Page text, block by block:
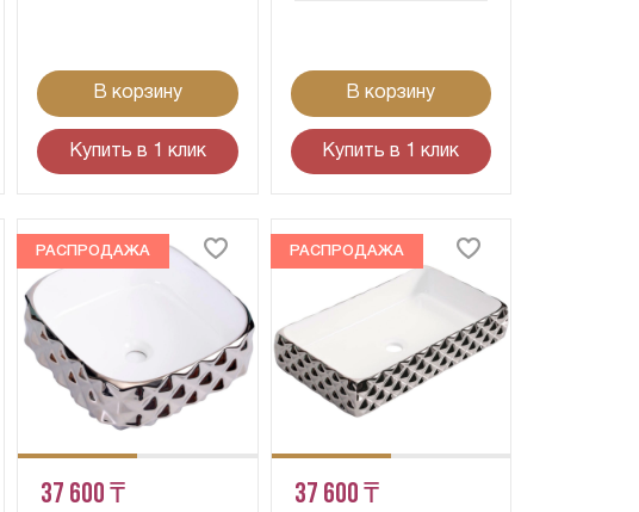
В корзину
Купить в 1 клик
В корзину
Купить в 1 клик
РАСПРОДАЖА
37 600 ₸
РАСПРОДАЖА
37 600 ₸